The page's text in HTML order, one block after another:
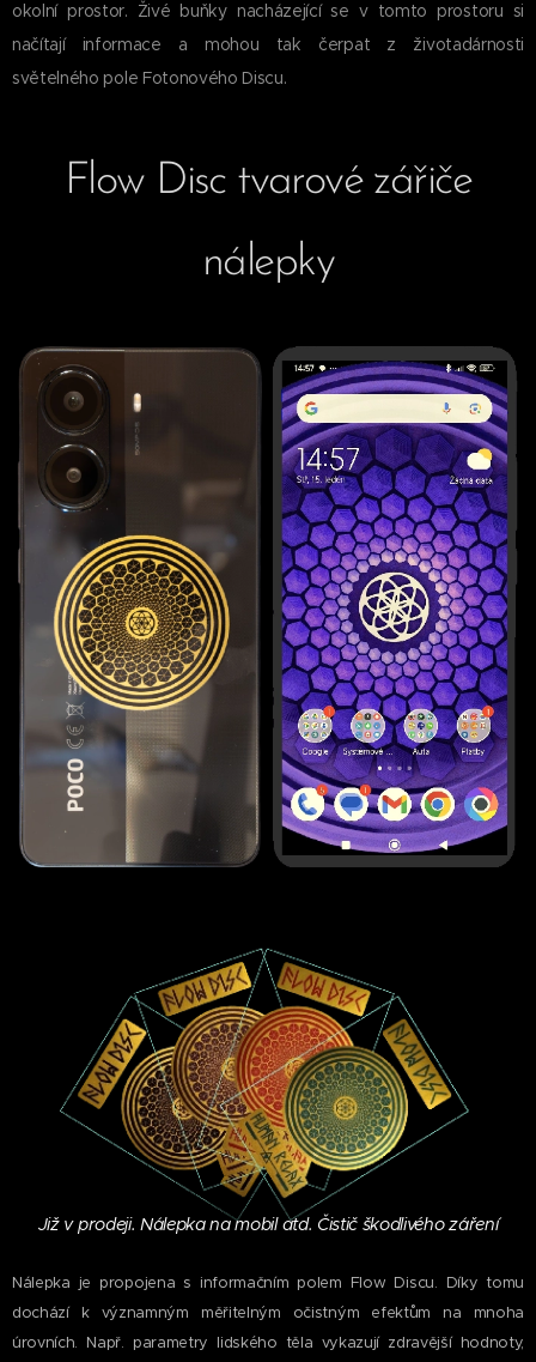
okolní prostor. Živé buňky nacházející se v tomto prostoru si
načítají informace a mohou tak čerpat z životadárnosti
světelného pole Fotonového Discu.
Flow Disc tvarové zářiče
nálepky
Již v prodeji. Nálepka na mobil atd. Čistič škodlivého záření
Nálepka je propojena s informačním polem Flow Discu. Díky tomu
dochází k významným měřitelným očistným efektům na mnoha
úrovních. Např. parametry lidského těla vykazují zdravější hodnoty,